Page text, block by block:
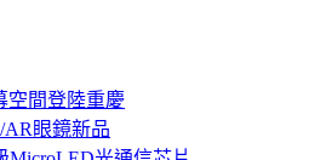
空間登陸重慶
眼鏡新品